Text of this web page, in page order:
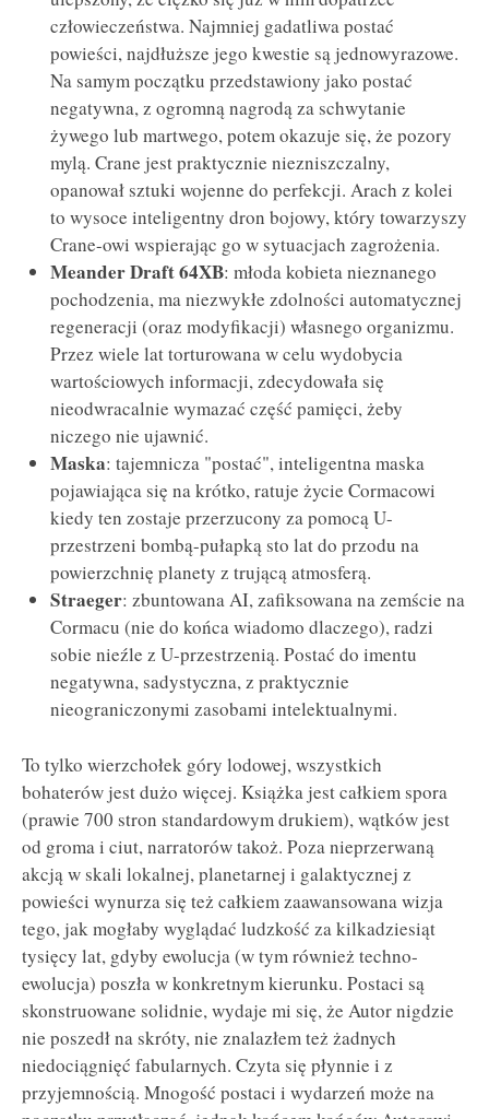
człowieczeństwa. Najmniej gadatliwa postać
powieści, najdłuższe jego kwestie są jednowyrazowe.
Na samym początku przedstawiony jako postać
negatywna, z ogromną nagrodą za schwytanie
żywego lub martwego, potem okazuje się, że pozory
mylą. Crane jest praktycznie niezniszczalny,
opanował sztuki wojenne do perfekcji. Arach z kolei
to wysoce inteligentny dron bojowy, który towarzyszy
Crane-owi wspierając go w sytuacjach zagrożenia.
Meander Draft 64XB: młoda kobieta nieznanego
pochodzenia, ma niezwykłe zdolności automatycznej
regeneracji (oraz modyfikacji) własnego organizmu.
Przez wiele lat torturowana w celu wydobycia
wartościowych informacji, zdecydowała się
nieodwracalnie wymazać część pamięci, żeby
niczego nie ujawnić.
Maska: tajemnicza "postać", inteligentna maska
pojawiająca się na krótko, ratuje życie Cormacowi
kiedy ten zostaje przerzucony za pomocą U-
przestrzeni bombą-pułapką sto lat do przodu na
powierzchnię planety z trującą atmosferą.
Straeger: zbuntowana AI, zafiksowana na zemście na
Cormacu (nie do końca wiadomo dlaczego), radzi
sobie nieźle z U-przestrzenią. Postać do imentu
negatywna, sadystyczna, z praktycznie
nieograniczonymi zasobami intelektualnymi.
To tylko wierzchołek góry lodowej, wszystkich
bohaterów jest dużo więcej. Książka jest całkiem spora
(prawie 700 stron standardowym drukiem), wątków jest
od groma i ciut, narratorów takoż. Poza nieprzerwaną
akcją w skali lokalnej, planetarnej i galaktycznej z
powieści wynurza się też całkiem zaawansowana wizja
tego, jak mogłaby wyglądać ludzkość za kilkadziesiąt
tysięcy lat, gdyby ewolucja (w tym również techno-
ewolucja) poszła w konkretnym kierunku. Postaci są
skonstruowane solidnie, wydaje mi się, że Autor nigdzie
nie poszedł na skróty, nie znalazłem też żadnych
niedociągnięć fabularnych. Czyta się płynnie i z
przyjemnością. Mnogość postaci i wydarzeń może na